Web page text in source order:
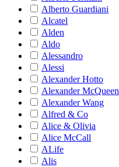
Alberto Guardiani
Alcatel
Alden
Aldo
Alessandro
Alessi
Alexander Hotto
Alexander McQueen
Alexander Wang
Alfred & Co
Alice & Olivia
Alice McCall
ALife
Alis